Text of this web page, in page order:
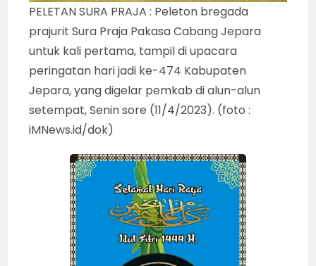
PELETAN SURA PRAJA : Peleton bregada
prajurit Sura Praja Pakasa Cabang Jepara
untuk kali pertama, tampil di upacara
peringatan hari jadi ke-474 Kabupaten
Jepara, yang digelar pemkab di alun-alun
setempat, Senin sore (11/4/2023). (foto :
iMNews.id/dok)